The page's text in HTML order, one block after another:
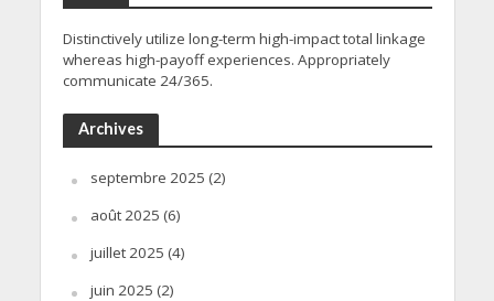
Distinctively utilize long-term high-impact total linkage
whereas high-payoff experiences. Appropriately
communicate 24/365.
Archives
septembre 2025 (2)
août 2025 (6)
juillet 2025 (4)
juin 2025 (2)